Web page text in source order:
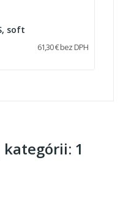
soft
61,30 € bez DPH
1